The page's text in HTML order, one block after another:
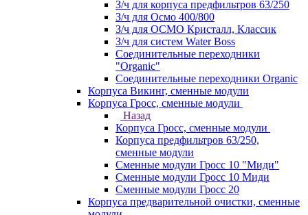
З/ч для корпуса предфильтров 63/250
З/ч для Осмо 400/800
З/ч для ОСМО Кристалл, Классик
З/ч для систем Water Boss
Соединительные переходники
"Organic"
Соединительные переходники Organic
Корпуса Викинг, сменные модули
Корпуса Гросс, сменные модули
Назад
Корпуса Гросс, сменные модули
Корпуса предфильтров 63/250,
сменные модули
Сменные модули Гросс 10 "Миди"
Сменные модули Гросс 10 Миди
Сменные модули Гросс 20
Корпуса предварительной очистки, сменные